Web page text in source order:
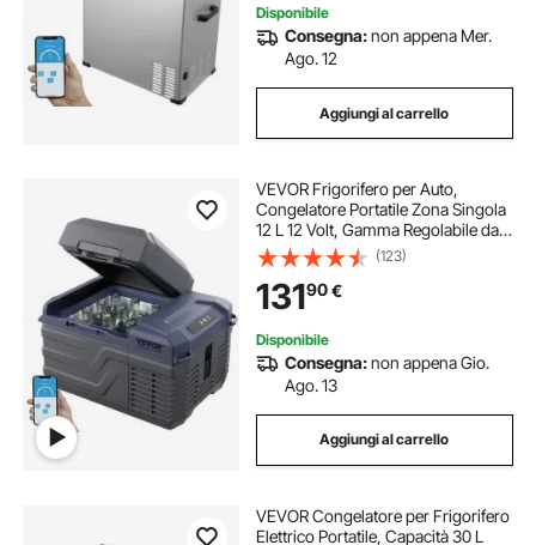
riscaldatore a gasolio portatile
saldatrice a punti portatile
congelatori portatili a congelatore 12v
ultrasuoni portatile ghiaccio portatile
fabbricatore di ghiaccio portatile
Disponibile
Consegna:non appena Mer.
Ago. 12
Aggiungi al carrello
VEVOR Frigorifero per Auto,
Congelatore Portatile Zona Singola
12 L 12 Volt, Gamma Regolabile da
-20 ~ 20 ℃, Dispositivo di
Raffreddamento a Compressore
12/24 V CC e 100-240 V CA per
Campeggio Camper
(123)
13190€
Disponibile
Consegna:non appena Gio.
Ago. 13
Aggiungi al carrello
VEVOR Congelatore per Frigorifero
Elettrico Portatile, Capacità 30 L